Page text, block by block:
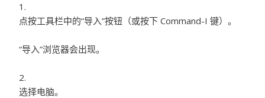
点按工具栏中的“导入”按钮（或按下 Command-I 键）。
“导入”浏览器会出现。
选择电脑。